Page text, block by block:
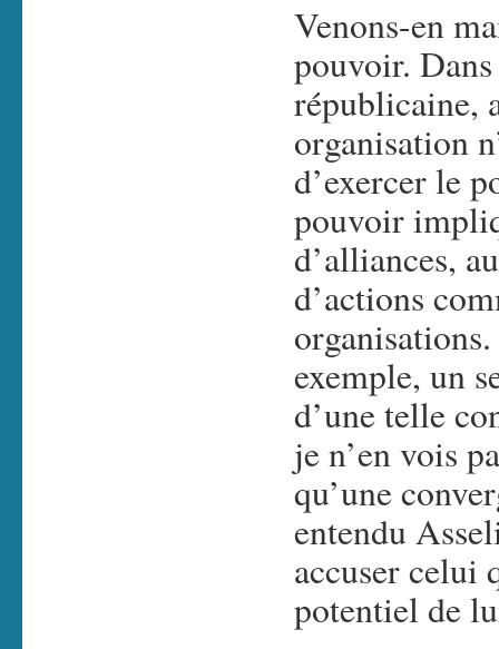
Venons-en
pouvoir.
républicaine,
organisation
d’exercer le
pouvoir
d’alliances,
d’actions
exemple, un
d’une telle
je n’en vois
qu’une
entendu
accuser celui
potentiel de